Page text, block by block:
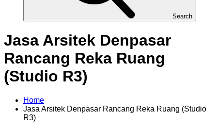
Search
Jasa Arsitek Denpasar
Rancang Reka Ruang
(Studio R3)
Home
Jasa Arsitek Denpasar Rancang Reka Ruang (Studio
R3)